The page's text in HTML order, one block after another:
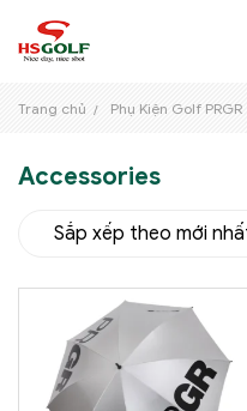
THƯƠNG HIỆU
GẬY GOLF
THỜI TRANG GOLF
GIÀY GOLF
TÚI GOLF
Trang chủ Phụ Kiện Golf PRGR
Accessories